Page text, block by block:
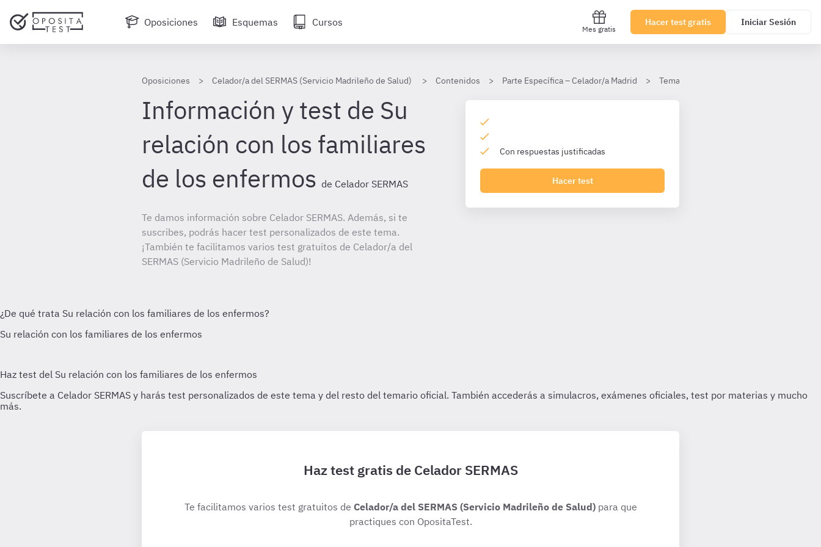
Oposiciones Esquemas Cursos
Mes gratis
Hacer test gratis Iniciar Sesión
Oposiciones Celador/a del SERMAS (Servicio Madrileño de Salud) Contenidos Parte Específica – Celador/a Madrid Tema 10. Funciones del Celador y del
Información y test de Su
relación con los familiares
de los enfermos de Celador SERMAS
Te damos información sobre Celador SERMAS. Además, si te
suscribes, podrás hacer test personalizados de este tema.
¡También te facilitamos varios test gratuitos de Celador/a del
SERMAS (Servicio Madrileño de Salud)!
Con respuestas justificadas
Hacer test
Haz test gratis de Celador SERMAS
Te facilitamos varios test gratuitos de Celador/a del SERMAS (Servicio Madrileño de Salud)para que
practiques con OpositaTest.